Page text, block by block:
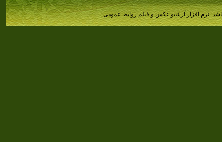
نرم افزار آرشیو عکس و فیلم روابط عمومی